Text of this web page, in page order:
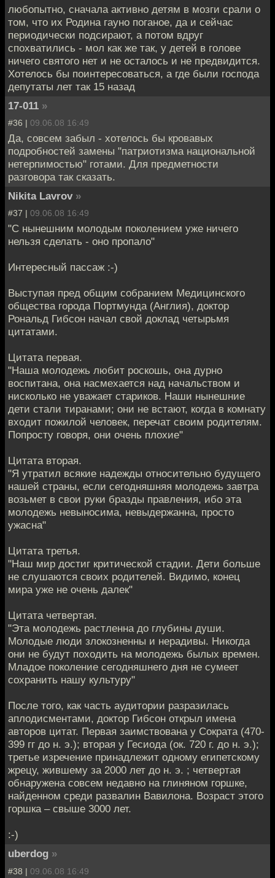
любопытно, сначала активно детям в мозги срали о
том, что их Родина гауно поганое, да и сейчас
периодически подсирают, а потом вдруг
спохватились - мол как же так, у детей в голове
ничего святого нет и не осталось и не предвидится.
Хотелось бы поинтересоваться, а где были господа
депутаты лет так 15 назад
17-011 »
#36 | 09.06.08 16:49
Да, совсем забыл - хотелось бы кровавых
подробностей замены "патриотизма национальной
нетерпимостью" готами. Для предметности
разговора так сказать.
Nikita Lavrov »
#37 | 09.06.08 16:49
"С нынешним молодым поколением уже ничего
нельзя сделать - оно пропало"
Интересный пассаж :-)
Выступая пред общим собранием Медицинского
общества города Портмунда (Англия), доктор
Рональд Гибсон начал свой доклад четырьмя
цитатами.
Цитата первая.
"Наша молодежь любит роскошь, она дурно
воспитана, она насмехается над начальством и
нисколько не уважает стариков. Наши нынешние
дети стали тиранами; они не встают, когда в комнату
входит пожилой человек, перечат своим родителям.
Попросту говоря, они очень плохие"
Цитата вторая.
"Я утратил всякие надежды относительно будущего
нашей страны, если сегодняшняя молодежь завтра
возьмет в свои руки бразды правления, ибо эта
молодежь невыносима, невыдержанна, просто
ужасна"
Цитата третья.
"Наш мир достиг критической стадии. Дети больше
не слушаются своих родителей. Видимо, конец
мира уже не очень далек"
Цитата четвертая.
"Эта молодежь растленна до глубины души.
Молодые люди злокозненны и нерадивы. Никогда
они не будут походить на молодежь былых времен.
Младое поколение сегодняшнего дня не сумеет
сохранить нашу культуру"
После того, как часть аудитории разразилась
аплодисментами, доктор Гибсон открыл имена
авторов цитат. Первая заимствована у Сократа (470-
399 гг до н. э.); вторая у Гесиода (ок. 720 г. до н. э.);
третье изречение принадлежит одному египетскому
жрецу, жившему за 2000 лет до н. э. ; четвертая
обнаружена совсем недавно на глиняном горшке,
найденном среди развалин Вавилона. Возраст этого
горшка – свыше 3000 лет.
:-)
uberdog »
#38 | 09.06.08 16:49